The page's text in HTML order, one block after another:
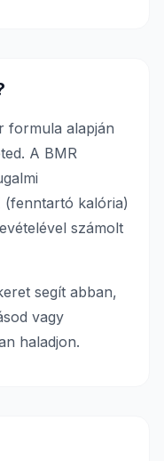
formula alapján
A BMR
(fenntartó kalória)
számolt
segít abban,
vagy
haladjon.